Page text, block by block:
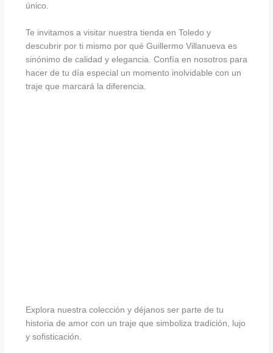
único.
Te invitamos a visitar nuestra tienda en Toledo y
descubrir por ti mismo por qué Guillermo Villanueva es
sinónimo de calidad y elegancia. Confía en nosotros para
hacer de tu día especial un momento inolvidable con un
traje que marcará la diferencia.
Explora nuestra colección y déjanos ser parte de tu
historia de amor con un traje que simboliza tradición, lujo
y sofisticación.